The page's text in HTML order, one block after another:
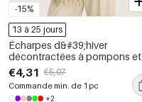
-15%
13 à 25 jours
Écharpes d&#39;hiver
décontractées à pompons et
imprimé animal multicolores,
collection Simple Series
€4,31 €5,07
Commande min. de 1 pc
+2